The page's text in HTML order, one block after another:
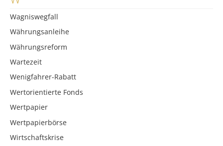
Wagniswegfall
Währungsanleihe
Währungsreform
Wartezeit
Wenigfahrer-Rabatt
Wertorientierte Fonds
Wertpapier
Wertpapierbörse
Wirtschaftskrise